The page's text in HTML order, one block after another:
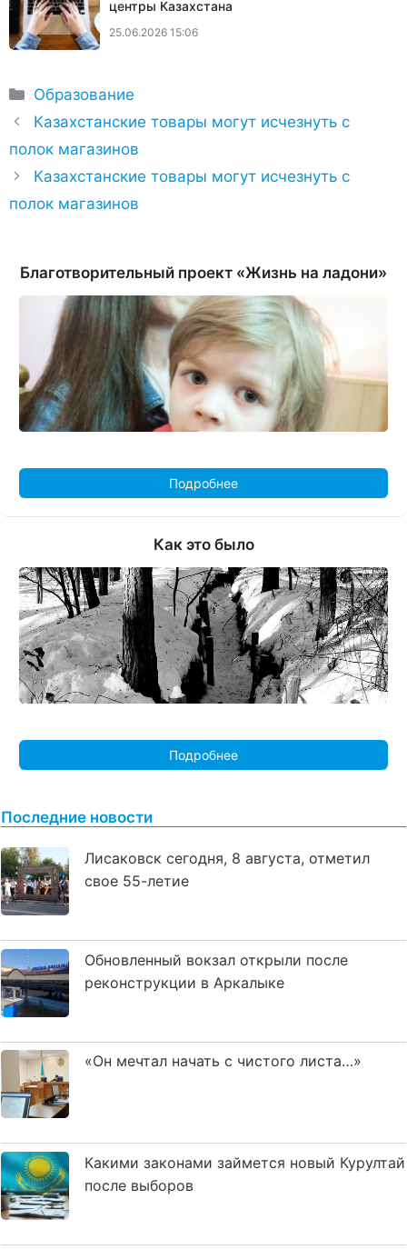
центры Казахстана
25.06.2026 15:06
Рубрики
Образование
Казахстанские товары могут исчезнуть с
полок магазинов
Казахстанские товары могут исчезнуть с
полок магазинов
Благотворительный проект «Жизнь на ладони»
Подробнее
Как это было
Подробнее
Последние новости
Лисаковск сегодня, 8 августа, отметил
свое 55-летие
Обновленный вокзал открыли после
реконструкции в Аркалыке
«Он мечтал начать с чистого листа…»
Какими законами займется новый Курултай
после выборов